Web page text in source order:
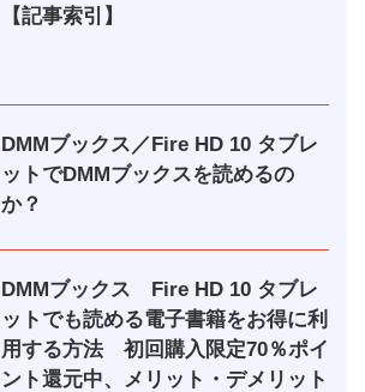
【記事索引】
DMMブックス／Fire HD 10 タブレ
ットでDMMブックスを読めるの
か？
DMMブックス Fire HD 10 タブレ
ットでも読める電子書籍をお得に利
用する方法 初回購入限定70％ポイ
ント還元中、メリット・デメリット